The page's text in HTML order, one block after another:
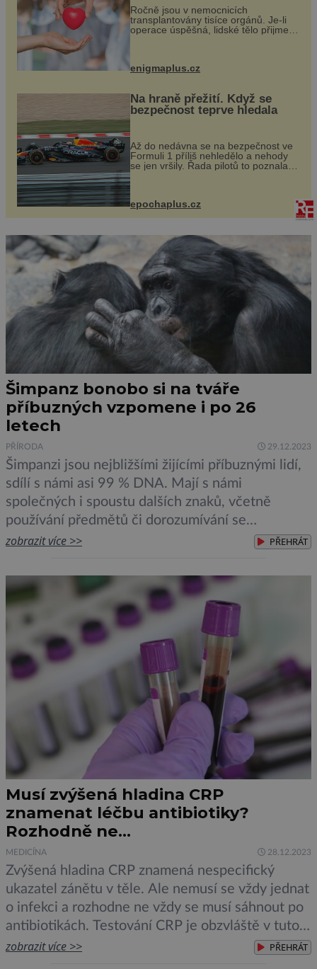
Ročně jsou v nemocnicích
transplantovány tisíce orgánů. Je-li
operace úspěšná, lidské tělo přijme
enigmaplus.cz
Na hraně přežití. Když se
bezpečnost teprve hledala
Až do nedávna se na bezpečnost ve
Formuli 1 příliš nehledělo a nehody
se jen vršily. Řada pilotů to poznala
epochaplus.cz
Šimpanz bonobo si na tváře
příbuzných vzpomene i po 26
letech
PŘÍRODA 29.12.2023
Šimpanzi jsou nejbližšími žijícími příbuznými lidí,
sdílí s námi asi 99 % DNA. Mají s námi
společných i spoustu dalších znaků, včetně
používání předmětů či dorozumívání se
prostřednictvím zvuků a gest. Nejnovější studie
mezi zvířaty. Bonobo jsou jedním ze dvou druhů
šimpanzů, tím druhým je známější šimpanz
učenlivý. Žijí […]
zobrazit více >> PŘEHRÁT
Musí zvýšená hladina CRP
znamenat léčbu antibiotiky?
Rozhodně ne…
MEDICÍNA 28.12.2023
Zvýšená hladina CRP znamená nespecifický
ukazatel zánětu v těle. Ale nemusí se vždy jednat
o infekci a rozhodne ne vždy se musí sáhnout po
antibiotikách. Testování CRP je obzvláště v tuto
roční dobu pro praktické lékaře denním chlebem.
zobrazit více >> PŘEHRÁT